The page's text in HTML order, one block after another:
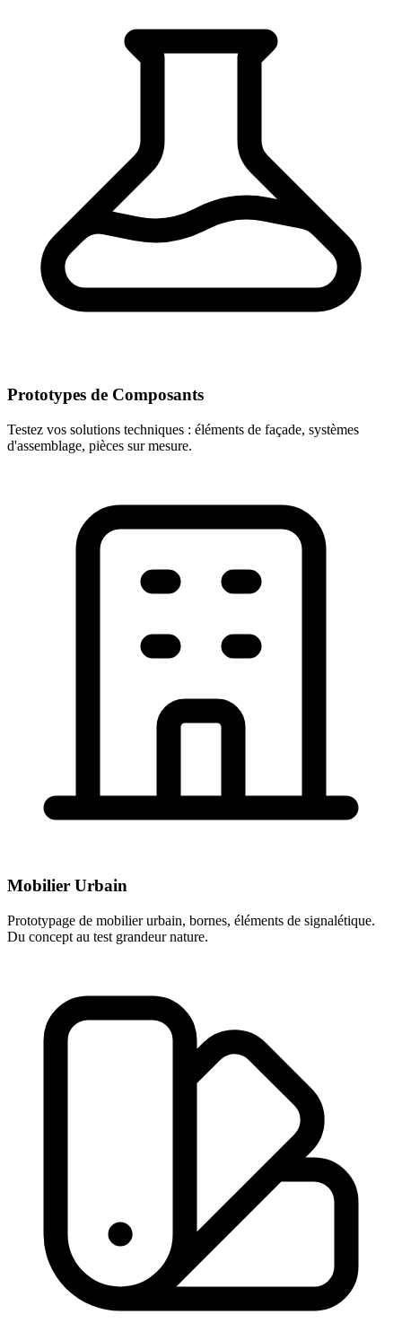
Prototypes de Composants
Testez vos solutions techniques : éléments de façade, systèmes
d'assemblage, pièces sur mesure.
Mobilier Urbain
Prototypage de mobilier urbain, bornes, éléments de signalétique.
Du concept au test grandeur nature.